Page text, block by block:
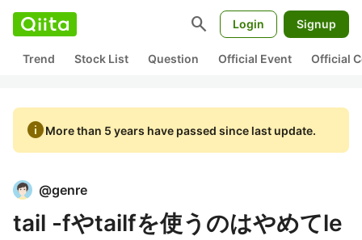
search Login Signup
Trend Stock List Question Official Event Official
infoMore than 5 years have passed since last update.
@genre
tail -fやtailfを使うのはやめてle